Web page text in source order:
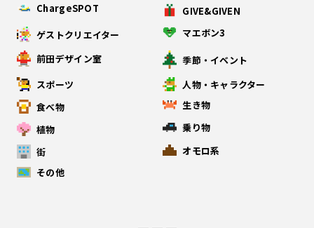
ChargeSPOT
GIVE&GIVEN
ゲストクリエイター
マエボン3
前田デザイン室
季節・イベント
スポーツ
人物・キャラクター
食べ物
生き物
植物
乗り物
街
オモロ系
その他